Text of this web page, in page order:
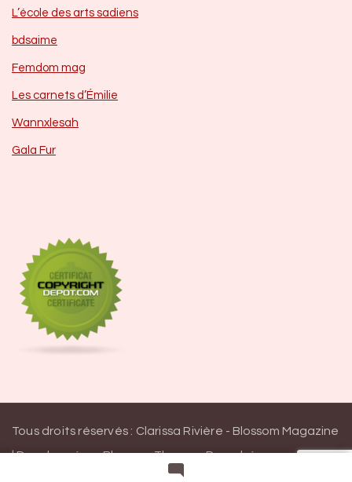
L’école des arts sadiens
bdsaime
Femdom mag
Les carnets d’Émilie
Wannxlesah
Gala Fur
Tous droits réservés : Clarissa Rivière - Blossom Magazine
| Developpé parBlossom Themes.Propulsé par